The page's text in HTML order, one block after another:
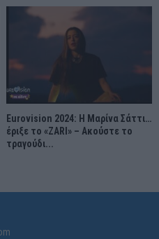
Eurovision 2024: Η Μαρίνα Σάττι…
έριξε το «ZARI» – Ακούστε το
τραγούδι...